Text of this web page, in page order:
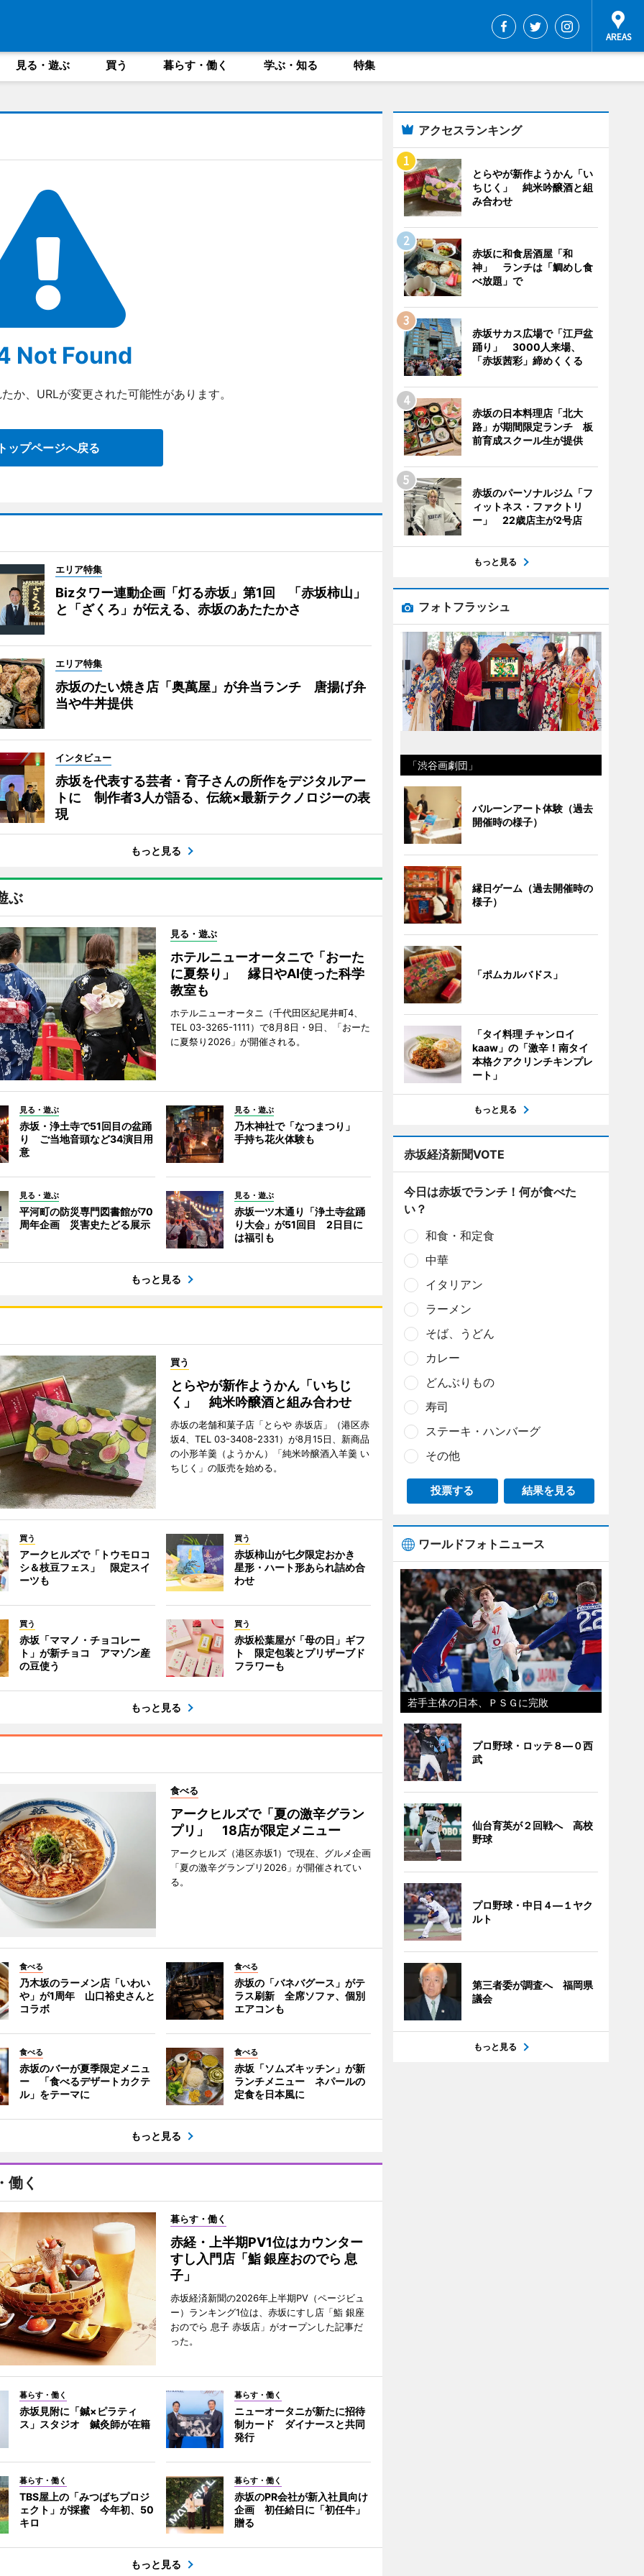
見る・遊ぶ 買う 暮らす・働く 学ぶ・知る 特集
Not Found
か、URLが変更された可能性があります。
ップページへ戻る
エリア特集
Bizタワー連動企画「灯る赤坂」第1回 「赤坂柿山」
と「ざくろ」が伝える、赤坂のあたたかさ
エリア特集
赤坂のたい焼き店「奥萬屋」が弁当ランチ 唐揚げ弁
当や牛丼提供
インタビュー
赤坂を代表する芸者・育子さんの所作をデジタルアー
トに 制作者3人が語る、伝統×最新テクノロジーの表
現
もっと見る
ぶ
見る・遊ぶ
ホテルニューオータニで「おーた
に夏祭り」 縁日やAI使った科学
教室も
ホテルニューオータニ（千代田区紀尾井町4、
TEL 03-3265-1111）で8月8日・9日、「おーた
に夏祭り2026」が開催される。
見る・遊ぶ
赤坂・浄土寺で51回目の盆踊
り ご当地音頭など34演目用
意
見る・遊ぶ
乃木神社で「なつまつり」
手持ち花火体験も
見る・遊ぶ
平河町の防災専門図書館が70
周年企画 災害史たどる展示
見る・遊ぶ
赤坂一ツ木通り「浄土寺盆踊
り大会」が51回目 2日目に
は福引も
もっと見る
買う
とらやが新作ようかん「いちじ
く」 純米吟醸酒と組み合わせ
赤坂の老舗和菓子店「とらや 赤坂店」（港区赤
坂4、TEL 03-3408-2331）が8月15日、新商品
の小形羊羹（ようかん）「純米吟醸酒入羊羹 い
ちじく」の販売を始める。
買う
アークヒルズで「トウモロコ
シ＆枝豆フェス」 限定スイ
ーツも
買う
赤坂柿山が七夕限定おかき
星形・ハート形あられ詰め合
わせ
買う
赤坂「ママノ・チョコレー
ト」が新チョコ アマゾン産
の豆使う
買う
赤坂松葉屋が「母の日」ギフ
ト 限定包装とプリザーブド
フラワーも
もっと見る
食べる
アークヒルズで「夏の激辛グラン
プリ」 18店が限定メニュー
アークヒルズ（港区赤坂1）で現在、グルメ企画
「夏の激辛グランプリ2026」が開催されてい
る。
食べる
乃木坂のラーメン店「いわい
や」が1周年 山口裕史さんと
コラボ
食べる
赤坂の「バネバグース」がテ
ラス刷新 全席ソファ、個別
エアコンも
食べる
赤坂のバーが夏季限定メニュ
ー 「食べるデザートカクテ
ル」をテーマに
食べる
赤坂「ソムズキッチン」が新
ランチメニュー ネパールの
定食を日本風に
もっと見る
働く
暮らす・働く
赤経・上半期PV1位はカウンター
すし入門店「鮨 銀座おのでら 息
子」
赤坂経済新聞の2026年上半期PV（ページビュ
ー）ランキング1位は、赤坂にすし店「鮨 銀座
おのでら 息子 赤坂店」がオープンした記事だ
った。
暮らす・働く
赤坂見附に「鍼×ピラティ
ス」スタジオ 鍼灸師が在籍
暮らす・働く
ニューオータニが新たに招待
制カード ダイナースと共同
発行
暮らす・働く
TBS屋上の「みつばちプロジ
ェクト」が採蜜 今年初、50
キロ
暮らす・働く
赤坂のPR会社が新入社員向け
企画 初任給日に「初任牛」
贈る
もっと見る
アクセスランキング
とらやが新作ようかん「い
ちじく」 純米吟醸酒と組
み合わせ
赤坂に和食居酒屋「和
神」 ランチは「鯛めし食
べ放題」で
赤坂サカス広場で「江戸盆
踊り」 3000人来場、
「赤坂茜彩」締めくくる
赤坂の日本料理店「北大
路」が期間限定ランチ 板
前育成スクール生が提供
赤坂のパーソナルジム「フ
ィットネス・ファクトリ
ー」 22歳店主が2号店
もっと見る
フォトフラッシュ
「渋谷画劇団」
バルーンアート体験（過去
開催時の様子）
縁日ゲーム（過去開催時の
様子）
「ポムカルバドス」
「タイ料理 チャンロイ
kaaw」の「激辛！南タイ
本格クアクリンチキンプレ
ート」
もっと見る
赤坂経済新聞VOTE
今日は赤坂でランチ！何が食べた
い？
和食・和定食
中華
イタリアン
ラーメン
そば、うどん
カレー
どんぶりもの
寿司
ステーキ・ハンバーグ
その他
投票する 結果を見る
ワールドフォトニュース
若手主体の日本、ＰＳＧに完敗
プロ野球・ロッテ８―０西
武
仙台育英が２回戦へ 高校
野球
プロ野球・中日４―１ヤク
ルト
第三者委が調査へ 福岡県
議会
もっと見る